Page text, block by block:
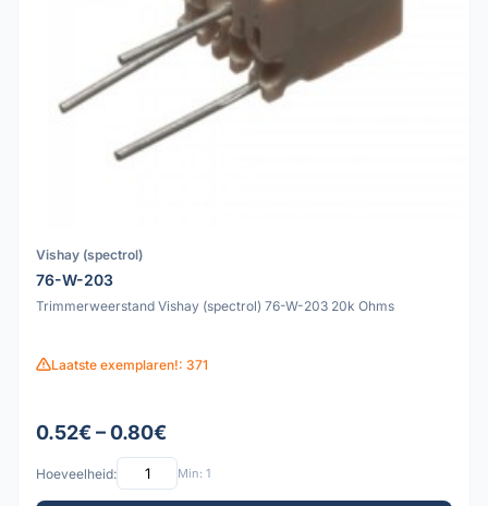
Vishay (spectrol)
76-W-203
Trimmerweerstand Vishay (spectrol) 76-W-203 20k Ohms
Laatste exemplaren!: 371
0.52€ – 0.80€
Hoeveelheid: Min: 1